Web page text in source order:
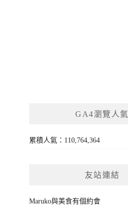
GA4瀏覽人氣
累積人氣：110,764,364
友站連結
Maruko與美食有個約會